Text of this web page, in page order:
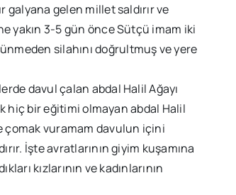
galyana gelen millet saldırır ve
yakın 3-5 gün önce Sütçü imam iki
silahını doğrultmuş ve yere
davul çalan abdal Halil Ağayı
hiç bir eğitimi olmayan abdal Halil
çomak vuramam davulun içini
İşte avratlarının giyim kuşamına
kızlarının ve kadınlarının